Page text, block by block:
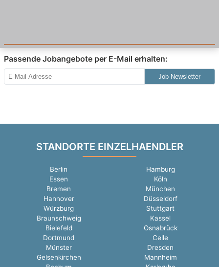
Passende Jobangebote per E-Mail erhalten:
Job Newsletter
STANDORTE EINZELHAENDLER
Berlin
Hamburg
Essen
Köln
Bremen
München
Hannover
Düsseldorf
Würzburg
Stuttgart
Braunschweig
Kassel
Bielefeld
Osnabrück
Dortmund
Celle
Münster
Dresden
Gelsenkirchen
Mannheim